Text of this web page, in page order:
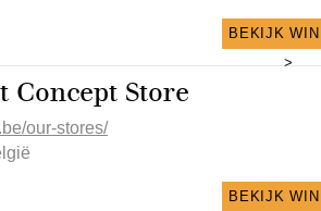
BEKIJK
>
Concept Store
our-stores/
BEKIJK